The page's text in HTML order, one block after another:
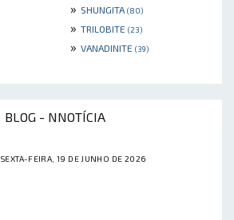
» SHUNGITA (80)
» TRILOBITE (23)
» VANADINITE (39)
BLOG - NNOTÍCIA
SEXTA-FEIRA, 19 DE JUNHO DE 2026